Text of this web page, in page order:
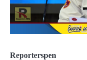
Reporterspen